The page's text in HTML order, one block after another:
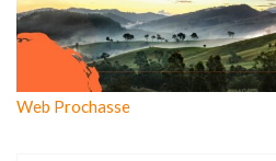
Web Prochasse